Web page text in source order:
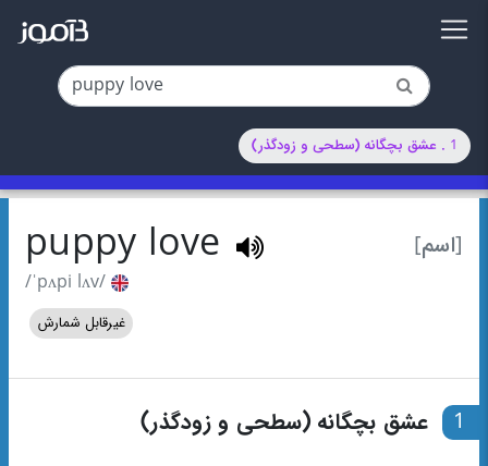
1 . عشق بچگانه (سطحی و زودگذر)
[اسم] puppy love
/ˈpʌpi lʌv/
غیرقابل شمارش
1 عشق بچگانه (سطحی و زودگذر)